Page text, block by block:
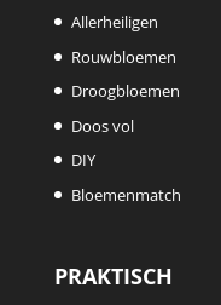
Allerheiligen
Rouwbloemen
Droogbloemen
Doos vol
DIY
Bloemenmatch
PRAKTISCH